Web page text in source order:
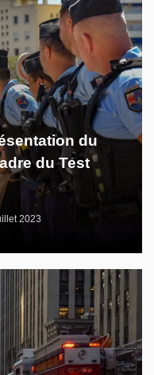
du
du Test
2023